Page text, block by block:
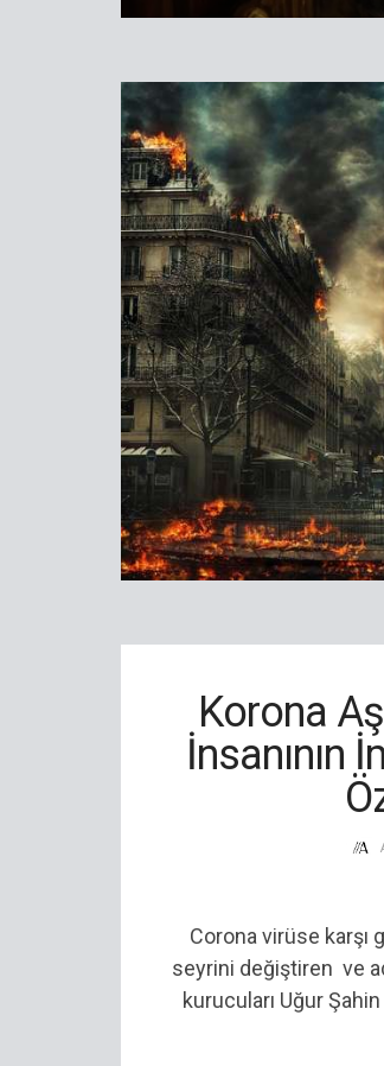
Korona
İnsanının
Corona virüse karşı
seyrini değiştiren ve
kurucuları Uğur